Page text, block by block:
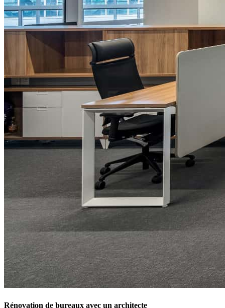
Rénovation de bureaux avec un architecte